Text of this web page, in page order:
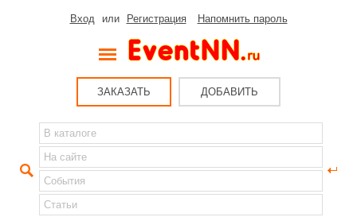
Вход или Регистрация Напомнить пароль
ЗАКАЗАТЬ ДОБАВИТЬ